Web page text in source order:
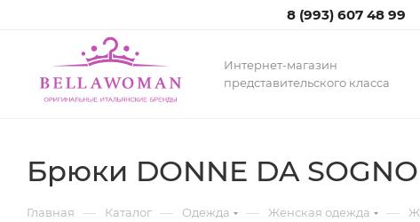
8 (993) 607 48 99
Интернет-магазин
представительского класса
Брюки DONNE DA SOGNO
Главная — Каталог — Одежда — Женская одежда —